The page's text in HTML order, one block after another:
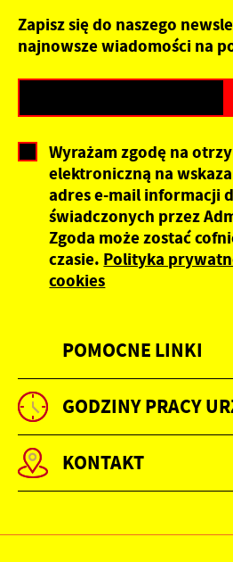
POMOCNE LINKI
Zapisz się do naszego
najnowsze wiadomości na
Wyrażam zgodę na
elektroniczną na
adres e-mail informacji
świadczonych przez
Zgoda może zostać
czasie. Polityka
cookies
GODZINY PRACY
KONTAKT